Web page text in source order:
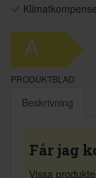
A
PRODUKTBLAD
Beskrivning
Får jag
Vissa